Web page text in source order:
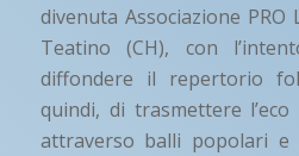
divenuta Associazione PRO
Teatino (CH), con
diffondere il repertorio
quindi, di trasmettere
attraverso balli popolari e